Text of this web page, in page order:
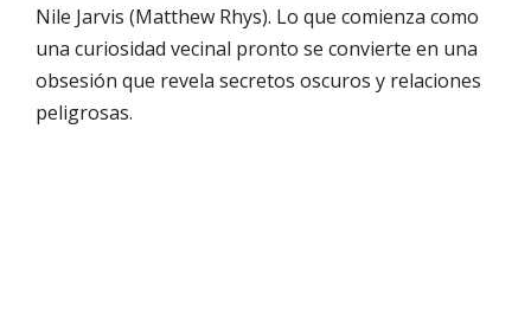
Nile Jarvis (Matthew Rhys). Lo que comienza como
una curiosidad vecinal pronto se convierte en una
obsesión que revela secretos oscuros y relaciones
peligrosas.